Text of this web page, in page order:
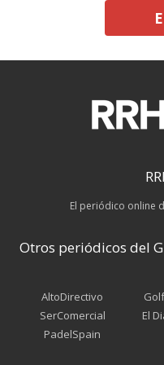
El periódico online
Otros periódicos del
AltoDirectivo
SerComercial
PadelSpain
El